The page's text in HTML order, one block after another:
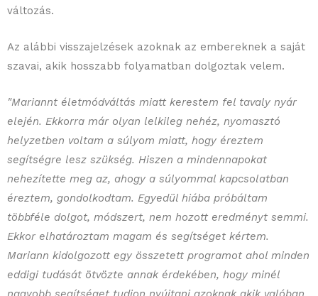
változás.
Az alábbi visszajelzések azoknak az embereknek a saját
szavai, akik hosszabb folyamatban dolgoztak velem.
"Mariannt életmódváltás miatt kerestem fel tavaly nyár
elején. Ekkorra már olyan lelkileg nehéz, nyomasztó
helyzetben voltam a súlyom miatt, hogy éreztem
segítségre lesz szükség. Hiszen a mindennapokat
nehezítette meg az, ahogy a súlyommal kapcsolatban
éreztem, gondolkodtam. Egyedül hiába próbáltam
többféle dolgot, módszert, nem hozott eredményt semmi.
Ekkor elhatároztam magam és segítséget kértem.
Mariann kidolgozott egy összetett programot ahol minden
eddigi tudását ötvözte annak érdekében, hogy minél